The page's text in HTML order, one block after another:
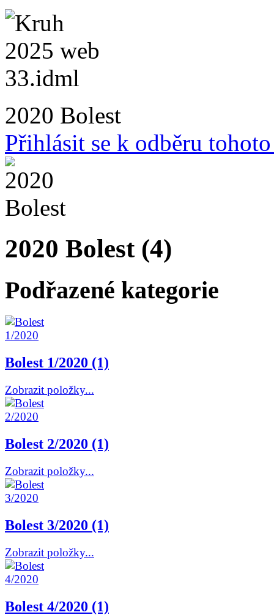
2020 Bolest
Přihlásit se k odběru
2020 Bolest (4)
Podřazené kategorie
Bolest 1/2020 (1)
Zobrazit položky...
Bolest 2/2020 (1)
Zobrazit položky...
Bolest 3/2020 (1)
Zobrazit položky...
Bolest 4/2020 (1)